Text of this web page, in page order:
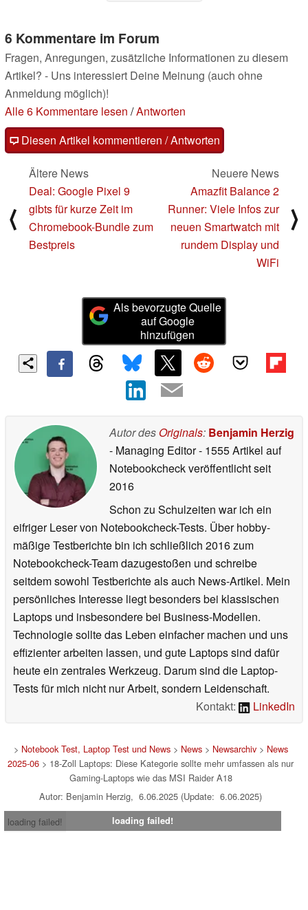
6 Kommentare im Forum
Fragen, Anregungen, zusätzliche Informationen zu diesem
Artikel? - Uns interessiert Deine Meinung (auch ohne
Anmeldung möglich)!
Alle 6 Kommentare lesen /Antworten
Diesen Artikel kommentieren / Antworten
⟨
Ältere News
Deal: Google Pixel 9
gibts für kurze Zeit im
Chromebook-Bundle zum
Bestpreis
Neuere News
Amazfit Balance 2
Runner: Viele Infos zur
neuen Smartwatch mit
rundem Display und
WiFi
⟩
Als bevorzugte Quelle
auf Google
hinzufügen
Autor des Originals: Benjamin Herzig
- Managing Editor- 1555 Artikel auf
Notebookcheck veröffentlichtseit
2016
Schon zu Schulzeiten war ich ein
eifriger Leser von Notebookcheck-Tests. Über hobby-
mäßige Testberichte bin ich schließlich 2016 zum
Notebookcheck-Team dazugestoßen und schreibe
seitdem sowohl Testberichte als auch News-Artikel. Mein
persönliches Interesse liegt besonders bei klassischen
Laptops und insbesondere bei Business-Modellen.
Technologie sollte das Leben einfacher machen und uns
effizienter arbeiten lassen, und gute Laptops sind dafür
heute ein zentrales Werkzeug. Darum sind die Laptop-
Tests für mich nicht nur Arbeit, sondern Leidenschaft.
Kontakt:
LinkedIn
> Notebook Test, Laptop Test und News> News> Newsarchiv> News
2025-06 > 18-Zoll Laptops: Diese Kategorie sollte mehr umfassen als nur
Gaming-Laptops wie das MSI Raider A18
Autor: Benjamin Herzig, 6.06.2025 (Update: 6.06.2025)
loading failed!
loading failed!